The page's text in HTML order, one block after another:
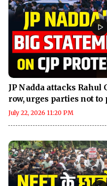
JP Nadda attacks Rahul
row, urges parties not
July 22, 2026 11:20 PM